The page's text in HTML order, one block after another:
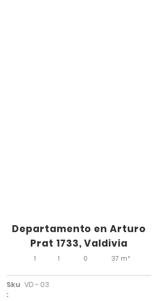
Departamento en Arturo
Prat 1733, Valdivia
1 1 0 37 m²
Sku
:
VD - 03